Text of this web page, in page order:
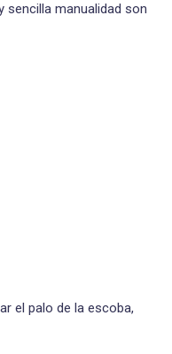
sencilla manualidad son
el palo de la escoba,